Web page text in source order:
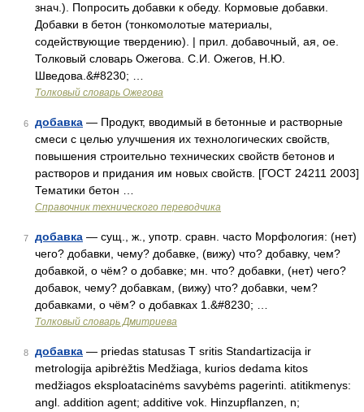
знач.). Попросить добавки к обеду. Кормовые добавки.
Добавки в бетон (тонкомолотые материалы,
содействующие твердению). | прил. добавочный, ая, ое.
Толковый словарь Ожегова. С.И. Ожегов, Н.Ю.
Шведова.&#8230; …
Толковый словарь Ожегова
6 добавка — Продукт, вводимый в бетонные и растворные
смеси с целью улучшения их технологических свойств,
повышения строительно технических свойств бетонов и
растворов и придания им новых свойств. [ГОСТ 24211 2003]
Тематики бетон …
Справочник технического переводчика
7 добавка — сущ., ж., употр. сравн. часто Морфология: (нет)
чего? добавки, чему? добавке, (вижу) что? добавку, чем?
добавкой, о чём? о добавке; мн. что? добавки, (нет) чего?
добавок, чему? добавкам, (вижу) что? добавки, чем?
добавками, о чём? о добавках 1.&#8230; …
Толковый словарь Дмитриева
8 добавка — priedas statusas T sritis Standartizacija ir
metrologija apibrėžtis Medžiaga, kurios dedama kitos
medžiagos eksploatacinėms savybėms pagerinti. atitikmenys:
angl. addition agent; additive vok. Hinzupflanzen, n;